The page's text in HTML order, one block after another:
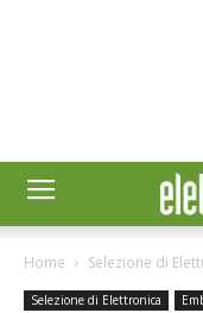
Home Selezione di
Selezione di Elettronica